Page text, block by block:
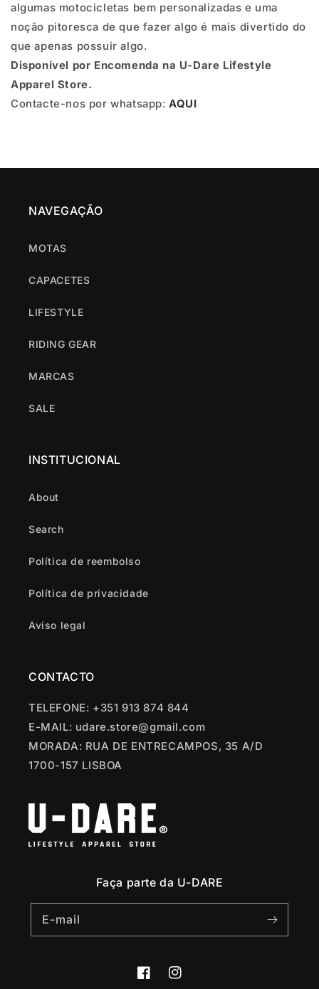
CLOVER
CLOVER
algumas motocicletas bem personalizadas e uma
noção pitoresca de que fazer algo é mais divertido do
que apenas possuir algo.
Disponível por Encomenda na U-Dare Lifestyle
Apparel Store.
Contacte-nos por whatsapp:AQUI
NAVEGAÇÃO
MOTAS
CAPACETES
LIFESTYLE
RIDING GEAR
MARCAS
SALE
INSTITUCIONAL
About
Search
Política de reembolso
Política de privacidade
Aviso legal
CONTACTO
TELEFONE: +351 913 874 844
E-MAIL: udare.store@gmail.com
MORADA: RUA DE ENTRECAMPOS, 35 A/D
1700-157 LISBOA
Faça parte da U-DARE
E-mail
FacebookInstagram